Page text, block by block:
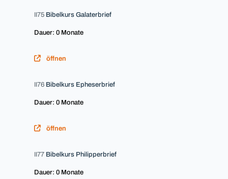
II75 Bibelkurs Galaterbrief
Dauer: 0 Monate
öffnen
II76 Bibelkurs Epheserbrief
Dauer: 0 Monate
öffnen
II77 Bibelkurs Philipperbrief
Dauer: 0 Monate